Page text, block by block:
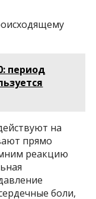
период
на
прямо
реакцию
боли,